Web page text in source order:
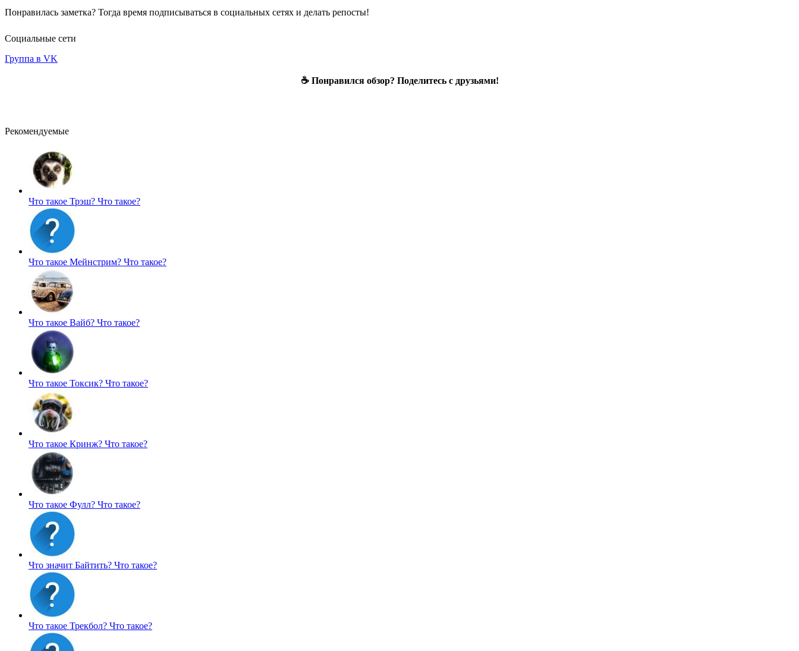
Понравилась заметка? Тогда время подписываться в социальных сетях и делать репосты!
Социальные сети
Группа в VK
☕ Понравился обзор? Поделитесь с друзьями!
Рекомендуемые
Что такое Трэш? Что такое?
Что такое Мейнстрим? Что такое?
Что такое Вайб? Что такое?
Что такое Токсик? Что такое?
Что такое Кринж? Что такое?
Что такое Фулл? Что такое?
Что значит Байтить? Что такое?
Что такое Трекбол? Что такое?